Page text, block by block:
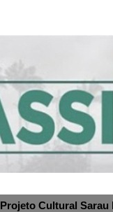
Projeto Cultural